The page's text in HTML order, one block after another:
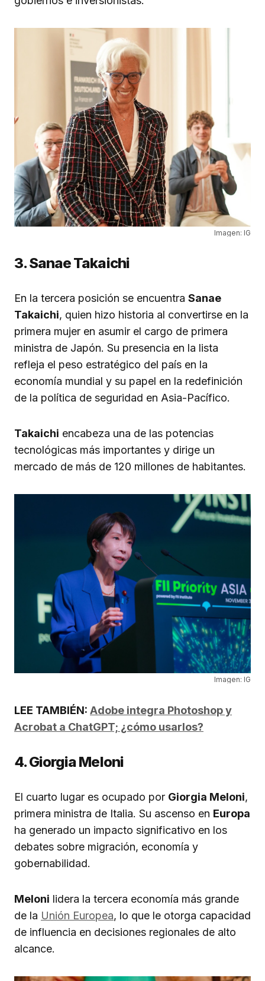
Imagen: IG
3. Sanae Takaichi
En la tercera posición se encuentra Sanae
Takaichi, quien hizo historia al convertirse en la
primera mujer en asumir el cargo de primera
ministra de Japón. Su presencia en la lista
refleja el peso estratégico del país en la
economía mundial y su papel en la redefinición
de la política de seguridad en Asia-Pacífico.
Takaichi encabeza una de las potencias
tecnológicas más importantes y dirige un
mercado de más de 120 millones de habitantes.
Imagen: IG
LEE TAMBIÉN: Adobe integra Photoshop y
Acrobat a ChatGPT; ¿cómo usarlos?
4. Giorgia Meloni
El cuarto lugar es ocupado por Giorgia Meloni,
primera ministra de Italia. Su ascenso en Europa
ha generado un impacto significativo en los
debates sobre migración, economía y
gobernabilidad.
Meloni lidera la tercera economía más grande
de la Unión Europea, lo que le otorga capacidad
de influencia en decisiones regionales de alto
alcance.